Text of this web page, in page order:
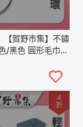
【賀野市集】不鏽
/黑色 圓形毛巾環
手巾 浴室 五金
環 圓底座
4
折